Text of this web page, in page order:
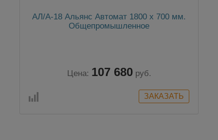
АЛ/А-18 Альянс Автомат 1800 x 700 мм.
Общепромышленное
Цена: 107 680 руб.